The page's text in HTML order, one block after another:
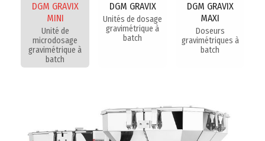
DGM GRAVIX
MINI
Unité de
microdosage
gravimétrique à
batch
DGM GRAVIX
Unités de dosage
gravimétrique à
batch
DGM GRAVIX
MAXI
Doseurs
gravimétriques à
batch